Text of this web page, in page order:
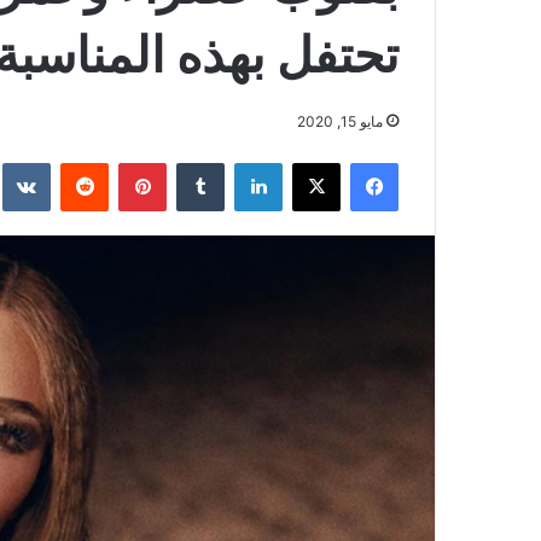
تحتفل بهذه
مايو 15, 2020
فيسبوك ‫X لينكدإن بينتيريست